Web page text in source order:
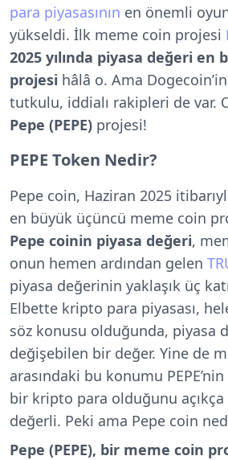
para piyasasının en önemli
yükseldi. İlk meme coin projesi
2025 yılında piyasa değeri en
projesi hâlâ o. Ama Dogecoin’in
tutkulu, iddialı rakipleri de var.
Pepe (PEPE) projesi!
PEPE Token Nedir?
Pepe coin, Haziran 2025
en büyük üçüncü meme coin
Pepe coinin piyasa değeri,
onun hemen ardından gelen
piyasa değerinin yaklaşık üç
Elbette kripto para piyasası,
söz konusu olduğunda, piyasa
değişebilen bir değer. Yine de
arasındaki bu konumu
bir kripto para olduğunu
değerli. Peki ama Pepe coin
Pepe (PEPE), bir meme coin